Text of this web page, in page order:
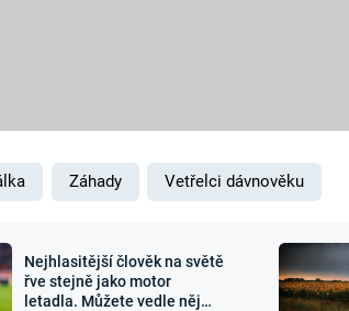
a
Zajímavosti
Záhady Vetřelci dávnověku
Nejhlasitější člověk na světě
řve stejně jako motor
letadla. Můžete vedle něj